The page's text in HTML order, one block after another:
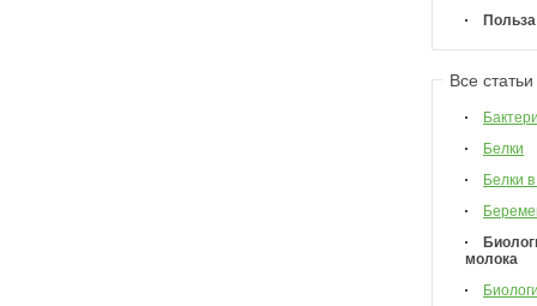
Все
Белки
Белки
молока